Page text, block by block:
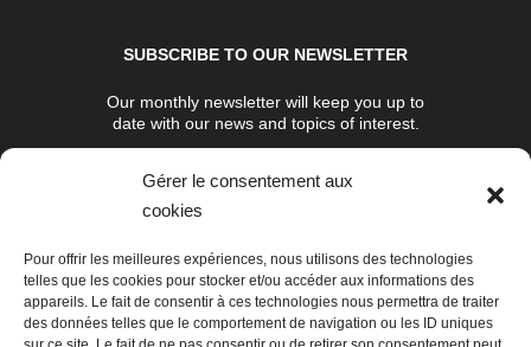
Gérer le consentement aux
cookies
Pour offrir les meilleures expériences, nous utilisons des technologies
telles que les cookies pour stocker et/ou accéder aux informations des
appareils. Le fait de consentir à ces technologies nous permettra de traiter
des données telles que le comportement de navigation ou les ID uniques
SUBSCRIBE TO OUR NEWSLETTER
Our monthly newsletter will keep you up to
date with our news and topics of interest.